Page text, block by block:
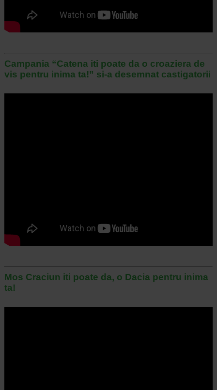
Campania “Catena iti poate da o croaziera de
vis pentru inima ta!” si-a desemnat castigatorii
Mos Craciun iti poate da, o Dacia pentru inima
ta!